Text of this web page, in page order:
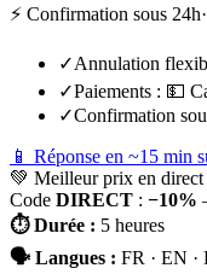
⚡ Confirmation sous 24h
✓Annulation
✓Paiements : 💵
✓Confirmation
📱 Réponse en ~15 min
💚 Meilleur prix en direct
Code DIRECT : −10%
⏱Durée : 5 heures
🗣 Langues : FR · EN ·